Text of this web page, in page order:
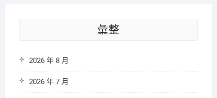
彙整
2026 年 8 月
2026 年 7 月